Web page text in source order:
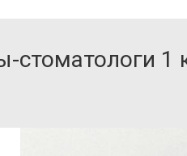
стоматологи 1